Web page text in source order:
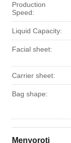
Production
Speed:
Liquid Capacity:
Facial sheet:
Carrier sheet:
Bag shape:
Menyoroti